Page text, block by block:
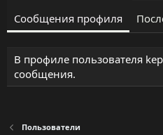
Сообщения профиля
В профиле пользователя
сообщения.
Пользователи